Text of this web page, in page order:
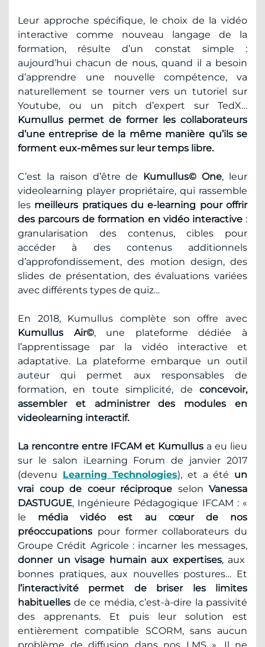
Leur approche spécifique, le choix de la vidéo
interactive comme nouveau langage de la
formation, résulte d’un constat simple :
aujourd’hui chacun de nous, quand il a besoin
d’apprendre une nouvelle compétence, va
naturellement se tourner vers un tutoriel sur
Youtube, ou un pitch d’expert sur TedX…
Kumullus permet de former les collaborateurs
d’une entreprise de la même manière qu’ils se
forment eux-mêmes sur leur temps libre.
C’est la raison d’être de Kumullus© One, leur
videolearning player propriétaire, qui rassemble
les meilleurs pratiques du e-learning pour offrir
des parcours de formation en vidéo interactive:
granularisation des contenus, cibles pour
accéder à des contenus additionnels
d’approfondissement, des motion design, des
slides de présentation, des évaluations variées
avec différents types de quiz…
En 2018, Kumullus complète son offre avec
Kumullus Air©, une plateforme dédiée à
l’apprentissage par la vidéo interactive et
adaptative. La plateforme embarque un outil
auteur qui permet aux responsables de
formation, en toute simplicité, de concevoir,
assembler et administrer des modules en
videolearning interactif.
La rencontre entre IFCAM et Kumullus a eu lieu
sur le salon iLearning Forum de janvier 2017
(devenu Learning Technologies), et a été un
vrai coup de coeur réciproque selon Vanessa
DASTUGUE, Ingénieure Pédagogique IFCAM : «
le média vidéo est au cœur de nos
préoccupations pour former collaborateurs du
Groupe Crédit Agricole : incarner les messages,
donner un visage humain aux expertises, aux
bonnes pratiques, aux nouvelles postures… Et
l’interactivité permet de briser les limites
habituelles de ce média, c’est-à-dire la passivité
des apprenants. Et puis leur solution est
entièrement compatible SCORM, sans aucun